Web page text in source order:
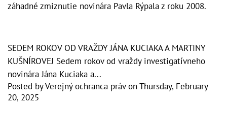
záhadné zmiznutie novinára Pavla Rýpala z roku 2008.
SEDEM ROKOV OD VRAŽDY JÁNA KUCIAKA A MARTINY
KUŠNÍROVEJ Sedem rokov od vraždy investigatívneho
novinára Jána Kuciaka a...
Posted byVerejný ochranca právonThursday, February
20, 2025